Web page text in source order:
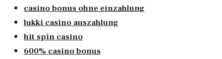
casino bonus ohne einzahlung
lukki casino auszahlung
hit spin casino
600% casino bonus